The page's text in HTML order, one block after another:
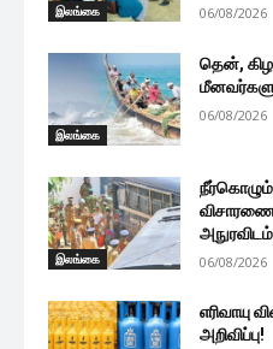
இலங்கை 06/08/2026
இலங்கை
தென்,
06/08/2026
இலங்கை 06/08/2026
எரிவாயு
அறிவிப்பு!